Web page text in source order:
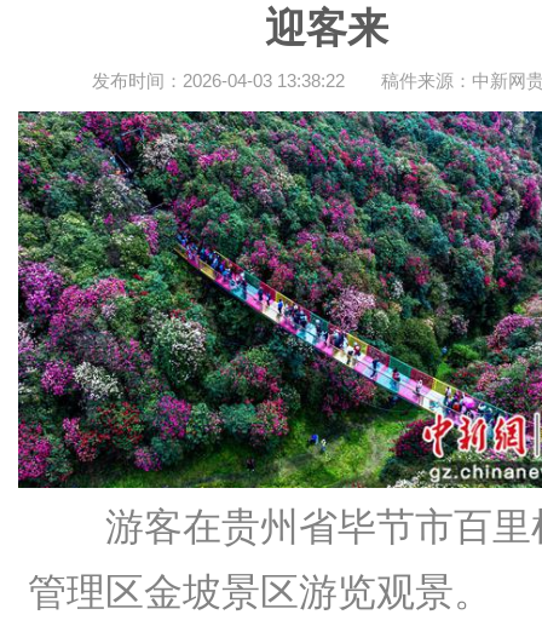
迎客来
发布时间：2026-04-03 13:38:22 稿件来源：中新网
游客在贵州省毕节市百里
管理区金坡景区游览观景。